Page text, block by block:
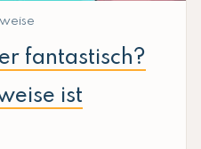
fantastisch?
ist